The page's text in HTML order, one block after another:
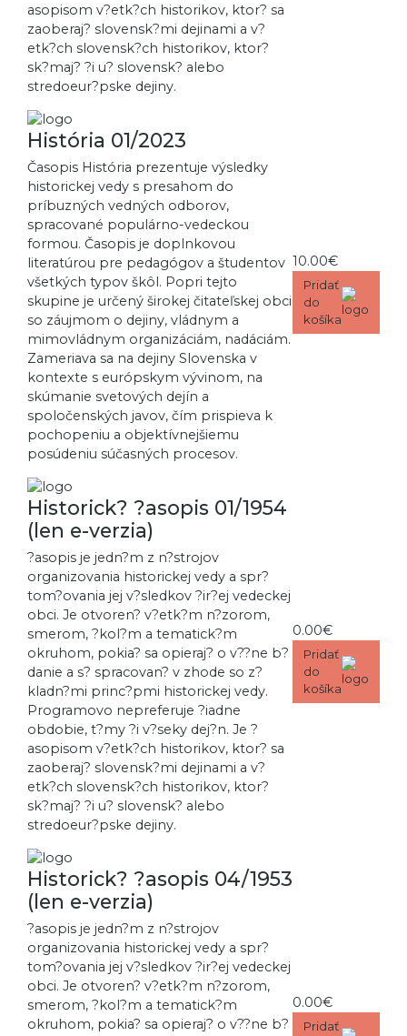
asopisom v?etk?ch historikov, ktor? sa
zaoberaj? slovensk?mi dejinami a v?
etk?ch slovensk?ch historikov, ktor?
sk?maj? ?i u? slovensk? alebo
stredoeur?pske dejiny.
História 01/2023
Časopis História prezentuje výsledky
historickej vedy s presahom do
príbuzných vedných odborov,
spracované populárno-vedeckou
formou. Časopis je doplnkovou
literatúrou pre pedagógov a študentov
všetkých typov škôl. Popri tejto
skupine je určený širokej čitateľskej obci
so záujmom o dejiny, vládnym a
mimovládnym organizáciám, nadáciám.
Zameriava sa na dejiny Slovenska v
kontexte s európskym vývinom, na
skúmanie svetových dejín a
spoločenských javov, čím prispieva k
pochopeniu a objektívnejšiemu
posúdeniu súčasných procesov.
10.00€
Pridať
do
košíka
Historick? ?asopis 01/1954
(len e-verzia)
?asopis je jedn?m z n?strojov
organizovania historickej vedy a spr?
tom?ovania jej v?sledkov ?ir?ej vedeckej
obci. Je otvoren? v?etk?m n?zorom,
smerom, ?kol?m a tematick?m
okruhom, pokia? sa opieraj? o v??ne b?
danie a s? spracovan? v zhode so z?
kladn?mi princ?pmi historickej vedy.
Programovo nepreferuje ?iadne
obdobie, t?my ?i v?seky dej?n. Je ?
asopisom v?etk?ch historikov, ktor? sa
zaoberaj? slovensk?mi dejinami a v?
etk?ch slovensk?ch historikov, ktor?
sk?maj? ?i u? slovensk? alebo
stredoeur?pske dejiny.
0.00€
Pridať
do
košíka
Historick? ?asopis 04/1953
(len e-verzia)
?asopis je jedn?m z n?strojov
organizovania historickej vedy a spr?
tom?ovania jej v?sledkov ?ir?ej vedeckej
obci. Je otvoren? v?etk?m n?zorom,
smerom, ?kol?m a tematick?m
okruhom, pokia? sa opieraj? o v??ne b?
0.00€
Pridať